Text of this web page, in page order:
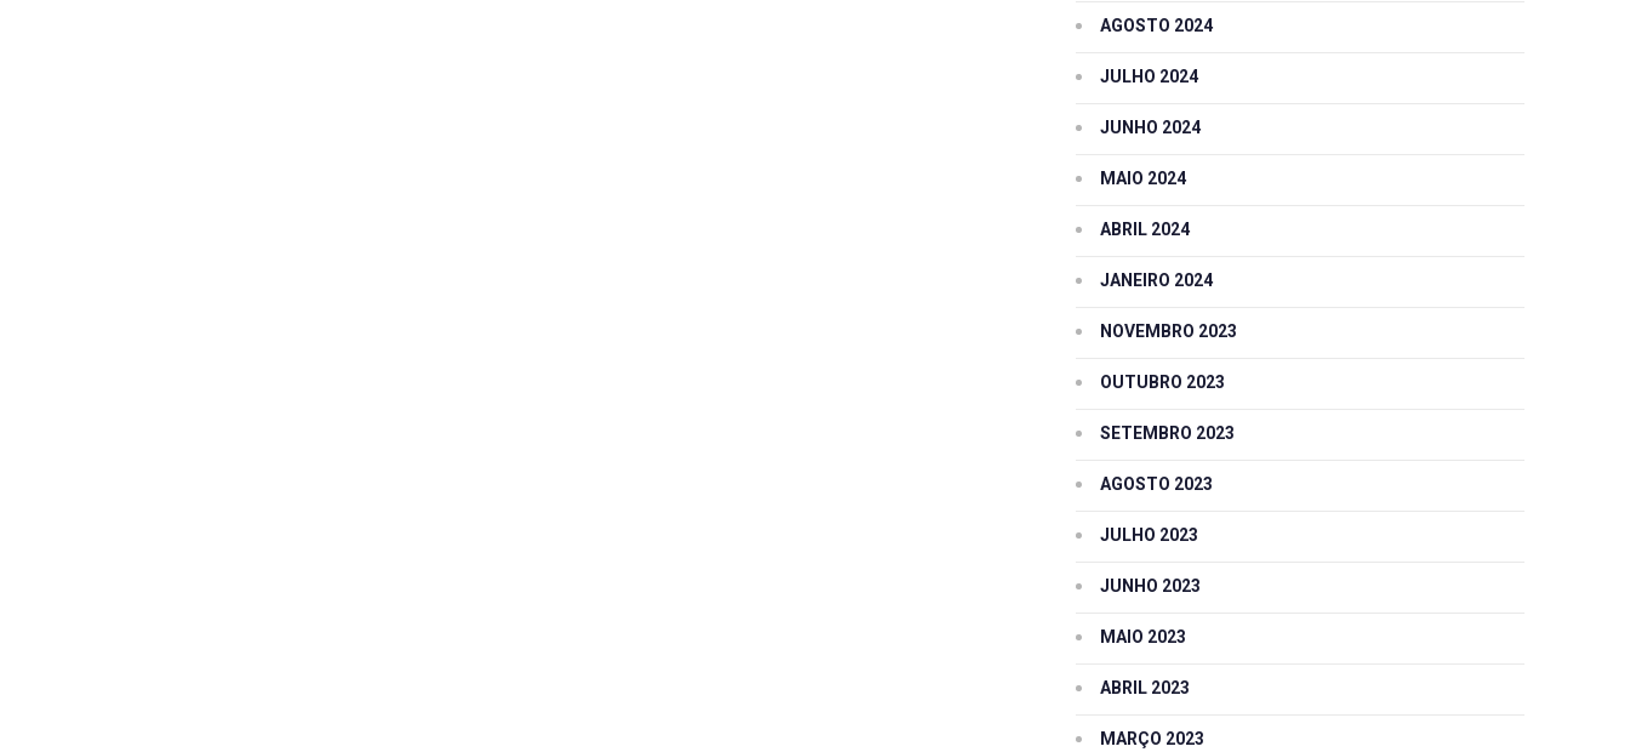
AGOSTO 2024
JULHO 2024
JUNHO 2024
MAIO 2024
ABRIL 2024
JANEIRO 2024
NOVEMBRO 2023
OUTUBRO 2023
SETEMBRO 2023
AGOSTO 2023
JULHO 2023
JUNHO 2023
MAIO 2023
ABRIL 2023
MARÇO 2023